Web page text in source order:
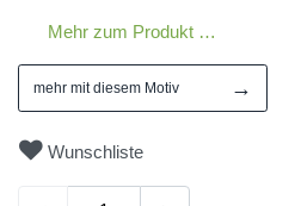
Mehr zum Produkt …
mehr mit diesem Motiv →
Wunschliste